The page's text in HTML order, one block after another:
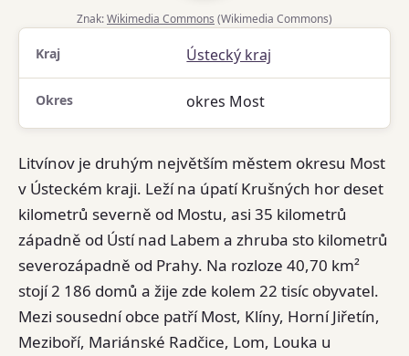
Znak:Wikimedia Commons (Wikimedia Commons)
Kraj Ústecký kraj
Okres okres Most
Litvínov je druhým největším městem okresu Most
v Ústeckém kraji. Leží na úpatí Krušných hor deset
kilometrů severně od Mostu, asi 35 kilometrů
západně od Ústí nad Labem a zhruba sto kilometrů
severozápadně od Prahy. Na rozloze 40,70 km²
stojí 2 186 domů a žije zde kolem 22 tisíc obyvatel.
Mezi sousední obce patří Most, Klíny, Horní Jiřetín,
Meziboří, Mariánské Radčice, Lom, Louka u